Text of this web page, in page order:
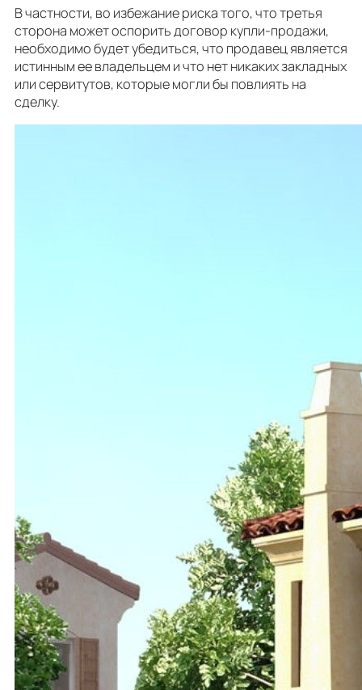
В частности, во избежание риска того, что третья
сторона может оспорить договор купли-продажи,
необходимо будет убедиться, что продавец является
истинным ее владельцем и что нет никаких закладных
или сервитутов, которые могли бы повлиять на
сделку.